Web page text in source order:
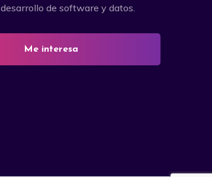
desarrollo de software y datos.
Me interesa